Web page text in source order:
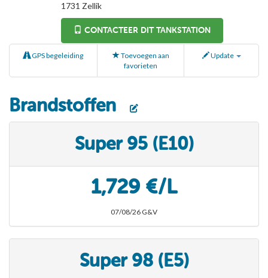
1731 Zellik
CONTACTEER DIT TANKSTATION
GPS begeleiding
Toevoegen aan
favorieten
Update
Brandstoffen
Super 95 (E10)
1,729 €/L
07/08/26 G&V
Super 98 (E5)